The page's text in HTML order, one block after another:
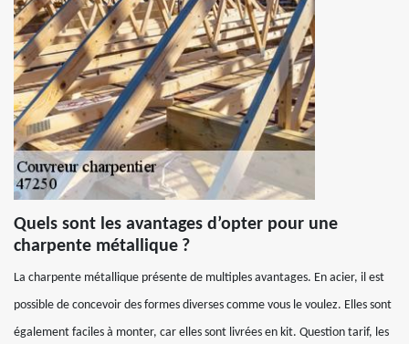
Quels sont les avantages d’opter pour une
charpente métallique ?
La charpente métallique présente de multiples avantages. En acier, il est
possible de concevoir des formes diverses comme vous le voulez. Elles sont
également faciles à monter, car elles sont livrées en kit. Question tarif, les